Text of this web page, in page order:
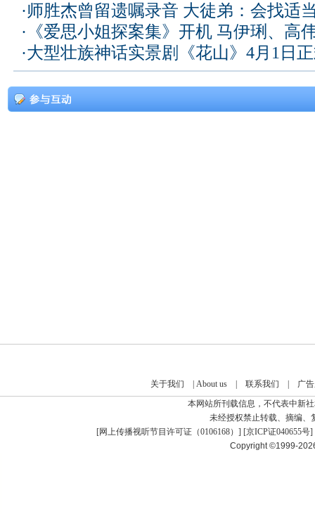
·师胜杰曾留遗嘱录音 大徒弟：会找适
· 《爱思小姐探案集》开机 马伊琍、高
·大型壮族神话实景剧《花山》4月1日
关于我们 About us| 联系我们
广
本网站所刊载信息，不代表中新
未经授权禁止转载、摘编、
[网上传播视听节目许可证（0106168） ] [京ICP证040655号]
Copyright ©1999-